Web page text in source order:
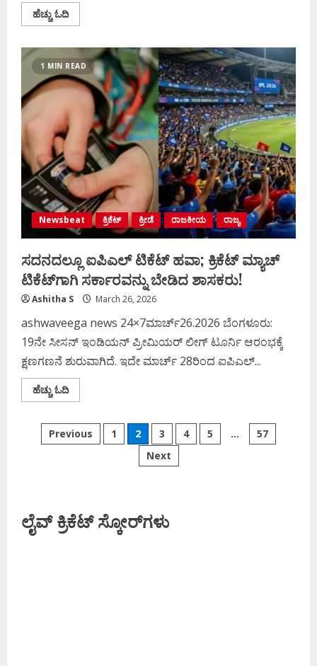
ಹೆಚ್ಚು ಓದಿRead
more
ಕೂಡಲೇ
ಸೇಬು
ಹಣ್ಣಿನ
ಬಣ್ಣ
ಬದಲಾಗಬಾರದೇ?
ಹಾಗಾದರೆ
ಈ
ಸಿಂಪಲ್​​
ಟಿಪ್ಸ್​
ಬಳಸಿ…
1 MIN READ
Newsbeat ಕ್ರಿಕೆಟ್ ಕ್ರೀಡೆ ರಾಜಕೀಯ ರಾಜ್ಯ
ಸದನದಲ್ಲೂ ಐಪಿಎಲ್ ಟಿಕೆಟ್ ಹವಾ; ಕ್ರಿಕೆಟ್ ಮ್ಯಾಚ್‌
ಟಿಕೆಟ್‌ಗಾಗಿ ಸರ್ಕಾರವನ್ನು ಬೇಡಿದ ಶಾಸಕರು!
Ashitha S March 26, 2026
ashwaveega news 24×7ಮಾರ್ಚ್26.2026‌ ಬೆಂಗಳೂರು:
19ನೇ ಸೀಸನ್ ಇಂಡಿಯನ್ ಪ್ರೀಮಿಯರ್ ಲೀಗ್ ಟೂರ್ನಿ ಆರಂಭಕ್ಕೆ
ಕ್ಷಣಗಣನೆ ಶುರುವಾಗಿದೆ. ಇದೇ ಮಾರ್ಚ್ 28ರಿಂದ ಐಪಿಎಲ್...
ಹೆಚ್ಚು ಓದಿRead
more
ಐಪಿಎಲ್
ಟಿಕೆಟ್
ಹವಾ;
Posts
Previous 1 2 3 4 5 …
57
Next
ಲೈವ್ ಕ್ರಿಕೆಟ್ ಸ್ಕೋರ್‌ಗಳು